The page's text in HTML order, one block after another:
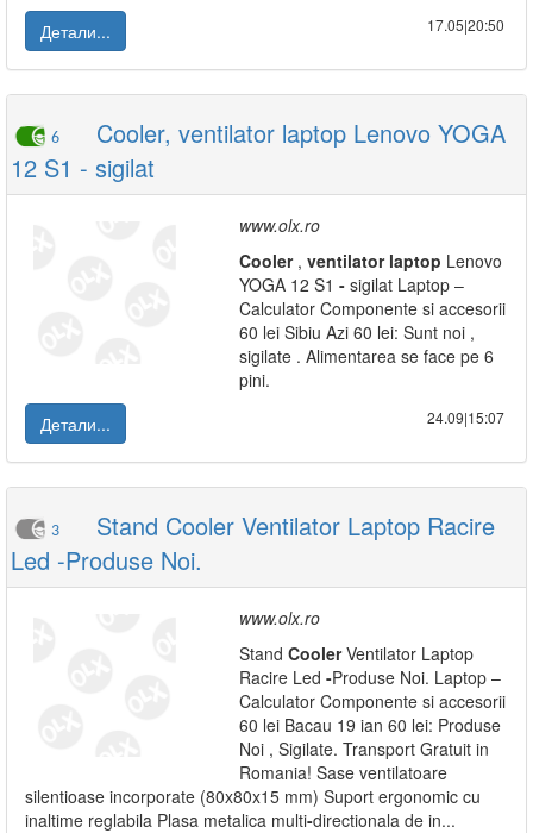
Детали...
17.05|20:50
6
Cooler, ventilator laptop Lenovo YOGA
12 S1 - sigilat
www.olx.ro
Cooler, ventilator laptop Lenovo
YOGA 12 S1 - sigilat Laptop –
Calculator Componente si accesorii
60 lei Sibiu Azi 60 lei: Sunt noi ,
sigilate . Alimentarea se face pe 6
pini.
Детали...
24.09|15:07
3
Stand Cooler Ventilator Laptop Racire
Led -Produse Noi.
www.olx.ro
Stand CoolerVentilator Laptop
Racire Led -Produse Noi. Laptop –
Calculator Componente si accesorii
60 lei Bacau 19 ian 60 lei: Produse
Noi , Sigilate. Transport Gratuit in
Romania! Sase ventilatoare
silentioase incorporate (80x80x15 mm) Suport ergonomic cu
inaltime reglabila Plasa metalica multi-directionala de in...